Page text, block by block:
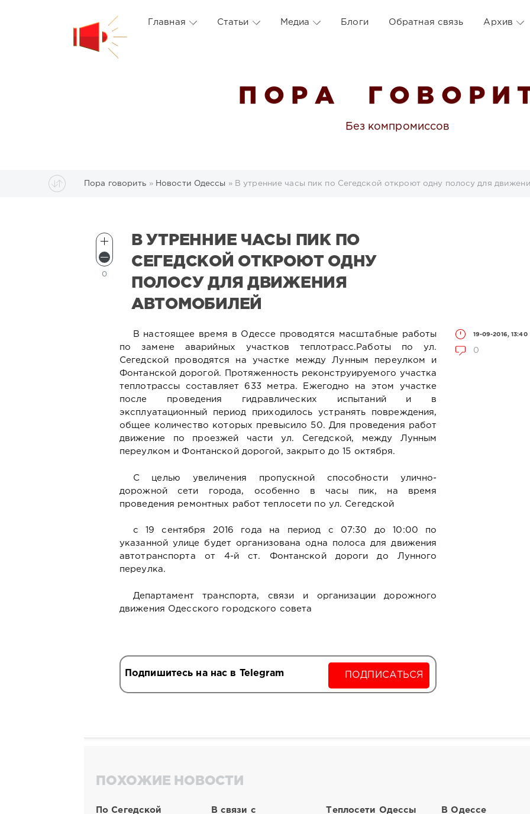
Главная Статьи Медиа Блоги Обратная связь Архив
П О Р А Г О В О Р И
Без компромиссов
Пора говорить » Новости Одессы » В утренние часы пик по Сегедской откроют одну полосу для
В УТРЕННИЕ ЧАСЫ ПИК ПО
СЕГЕДСКОЙ ОТКРОЮТ ОДНУ
ПОЛОСУ ДЛЯ ДВИЖЕНИЯ
АВТОМОБИЛЕЙ
19-09-2016, 13:40
0
0
В настоящее время в Одессе проводятся масштабные работы
по замене аварийных участков теплотрасс.Работы по ул.
Сегедской проводятся на участке между Лунным переулком и
Фонтанской дорогой. Протяженность реконструируемого участка
теплотрассы составляет 633 метра. Ежегодно на этом участке
после проведения гидравлических испытаний и в
эксплуатационный период приходилось устранять повреждения,
общее количество которых превысило 50. Для проведения работ
движение по проезжей части ул. Сегедской, между Лунным
переулком и Фонтанской дорогой, закрыто до 15 октября.
С целью увеличения пропускной способности улично-
дорожной сети города, особенно в часы пик, на время
проведения ремонтных работ теплосети по ул. Сегедской
с 19 сентября 2016 года на период с 07:30 до 10:00 по
указанной улице будет организована одна полоса для движения
автотранспорта от 4-й ст. Фонтанской дороги до Лунного
переулка.
Департамент транспорта, связи и организации дорожного
движения Одесского городского совета
Подпишитесь на нас в Telegram ПОДПИСАТЬСЯ
ПОХОЖИЕ НОВОСТИ
По Сегедской
В связи с
Теплосети Одессы
В Одессе